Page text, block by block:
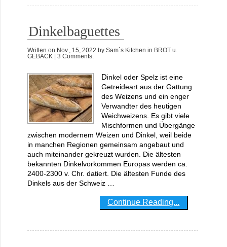
Dinkelbaguettes
Written on Nov., 15, 2022 by Sam´s Kitchen in BROT u.
GEBÄCK
| 3 Comments.
Dinkel oder Spelz ist eine
Getreideart aus der Gattung
des Weizens und ein enger
Verwandter des heutigen
Weichweizens. Es gibt viele
Mischformen und Übergänge
zwischen modernem Weizen und Dinkel, weil beide
in manchen Regionen gemeinsam angebaut und
auch miteinander gekreuzt wurden. Die ältesten
bekannten Dinkelvorkommen Europas werden ca.
2400-2300 v. Chr. datiert. Die ältesten Funde des
Dinkels aus der Schweiz …
Continue Reading...